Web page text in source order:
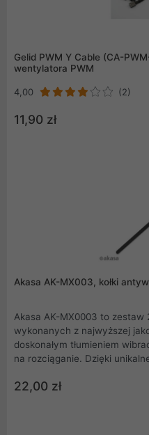
Gelid PWM Y Cable (CA-
wentylatora PWM
4,00 (2)
11,90 zł
Akasa AK-MX003, kołki
Akasa AK-MX0003 to zestaw
wykonanych z najwyższej
doskonałym tłumieniem
na rozciąganie. Dzięki
zamontowanie w obudowie
również grilla.
22,00 zł